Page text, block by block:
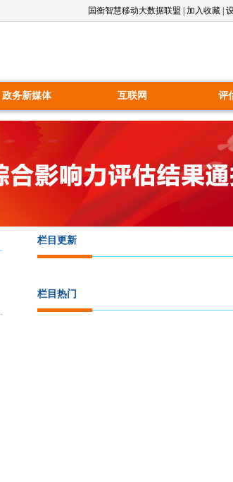
国衡智慧移动大数据联盟 加入收藏
政务新媒体 互联网 评
栏目更新
栏目热门